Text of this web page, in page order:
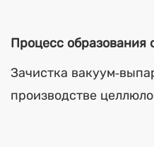
Процесс образования
Зачистка вакуум-
производстве